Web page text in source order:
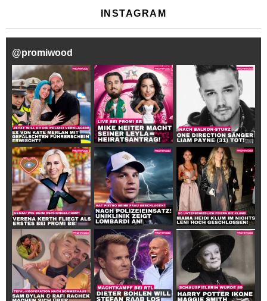
INSTAGRAM
@promiwood